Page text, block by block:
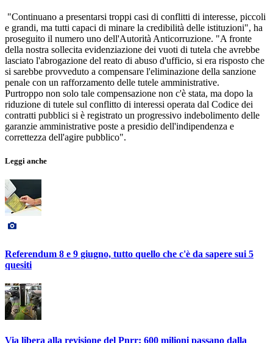
"Continuano a presentarsi troppi casi di conflitti di interesse, piccoli
e grandi, ma tutti capaci di minare la credibilità delle istituzioni", ha
proseguito il numero uno dell'Autorità Anticorruzione. "A fronte
della nostra sollecita evidenziazione dei vuoti di tutela che avrebbe
lasciato l'abrogazione del reato di abuso d'ufficio, si era risposto che
si sarebbe provveduto a compensare l'eliminazione della sanzione
penale con un rafforzamento delle tutele amministrative.
Purtroppo non solo tale compensazione non c'è stata, ma dopo la
riduzione di tutele sul conflitto di interessi operata dal Codice dei
contratti pubblici si è registrato un progressivo indebolimento delle
garanzie amministrative poste a presidio dell'indipendenza e
correttezza dell'agire pubblico".
Leggi anche
Referendum 8 e 9 giugno, tutto quello che c'è da sapere sui 5
quesiti
Via libera alla revisione del Pnrr: 600 milioni passano dalla